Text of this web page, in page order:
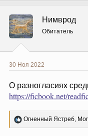
Нимврод
Обитатель
30 Ноя 2022
О разногласиях
https://ficbook.net/
Р
е
Огненный Ястреб,